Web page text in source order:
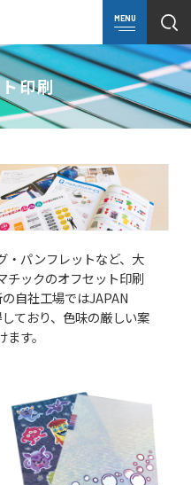
MENU
印刷
・パンフレットなど、大
チックのオフセット印刷
自社工場ではJAPAN
ており、色味の厳しい案
す。